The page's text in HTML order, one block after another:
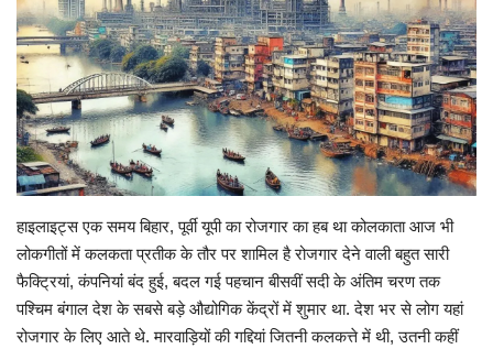
टीवी
करियर
हाइलाइट्स एक समय बिहार, पूर्वी यूपी का रोजगार का हब था कोलकाता आज भी
लोकगीतों में कलकता प्रतीक के तौर पर शामिल है रोजगार देने वाली बहुत सारी
फैक्ट्रियां, कंपनियांं बंद हुई, बदल गई पहचान बीसवीं सदी के अंतिम चरण तक
पश्चिम बंगाल देश के सबसे बड़े औद्योगिक केंद्रों में शुमार था. देश भर से लोग यहां
रोजगार के लिए आते थे. मारवाड़ियों की गद्दियां जितनी कलकत्ते में थी, उतनी कहीं